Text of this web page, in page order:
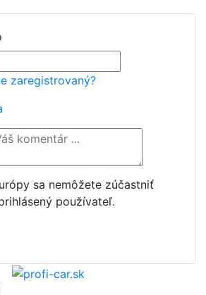
zaregistrovaný?
sa nemôžete zúčastniť
používateľ.